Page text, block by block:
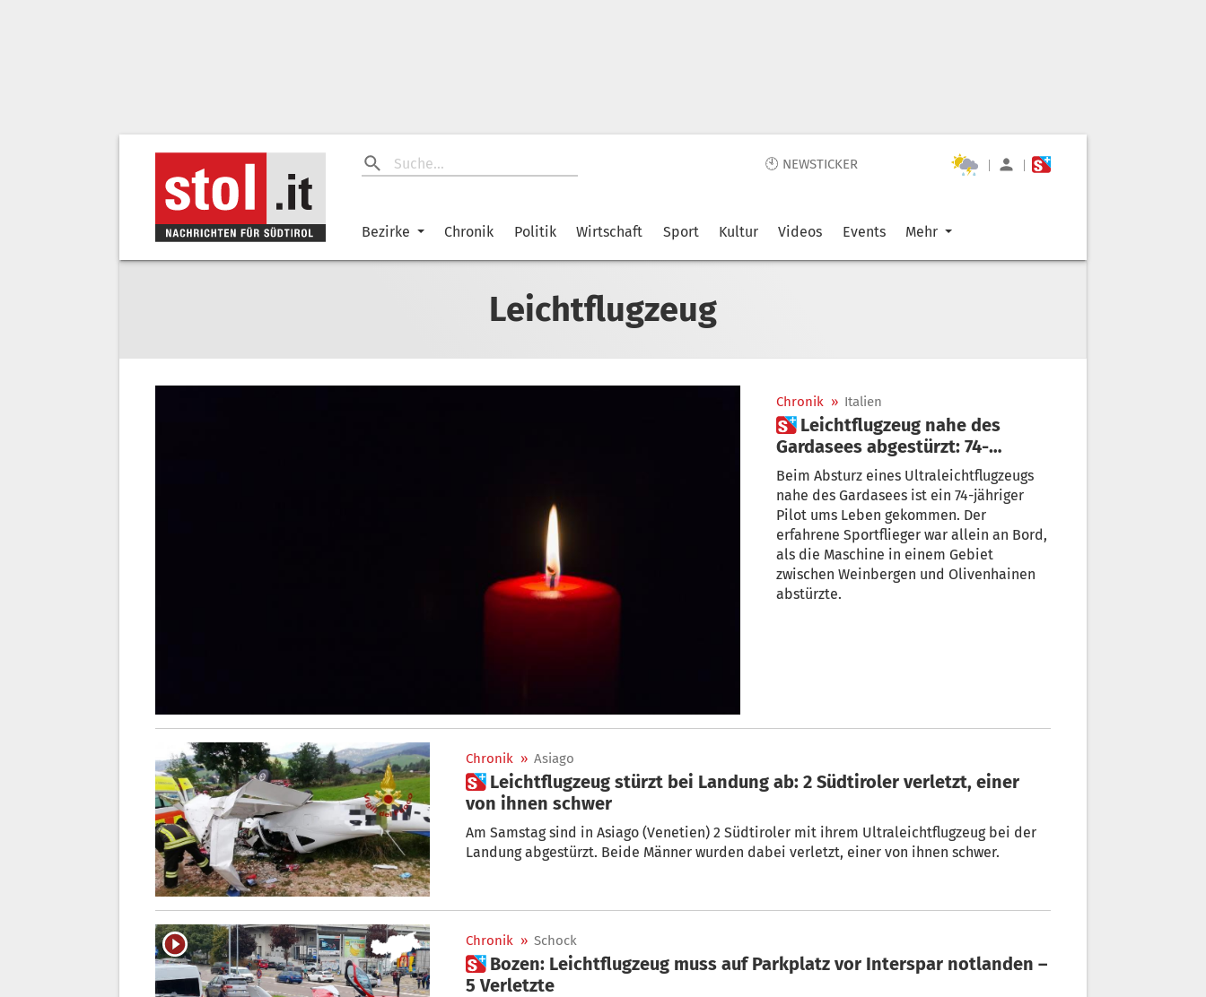
🕙 NEWSTICKER | |
Bezirke Chronik Politik Wirtschaft Sport Kultur Videos Events Mehr
Leichtflugzeug
Chronik » Italien
 Leichtflugzeug nahe des
Gardasees abgestürzt: 74-
jähriger Pilot tot
Beim Absturz eines Ultraleichtflugzeugs
nahe des Gardasees ist ein 74-jähriger
Pilot ums Leben gekommen. Der
erfahrene Sportflieger war allein an Bord,
als die Maschine in einem Gebiet
zwischen Weinbergen und Olivenhainen
abstürzte.
Chronik » Asiago
 Leichtflugzeug stürzt bei Landung ab: 2 Südtiroler verletzt, einer
von ihnen schwer
Am Samstag sind in Asiago (Venetien) 2 Südtiroler mit ihrem Ultraleichtflugzeug bei der
Landung abgestürzt. Beide Männer wurden dabei verletzt, einer von ihnen schwer.
Chronik » Schock
 Bozen: Leichtflugzeug muss auf Parkplatz vor Interspar notlanden –
5 Verletzte